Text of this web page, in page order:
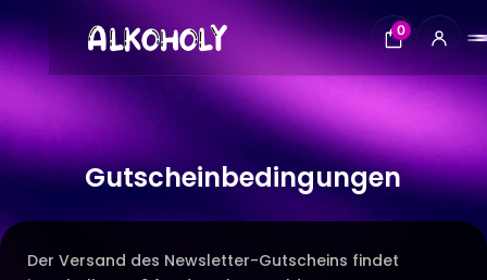
0
Player
Gutscheinbedingungen
Der Versand des Newsletter-Gutscheins findet